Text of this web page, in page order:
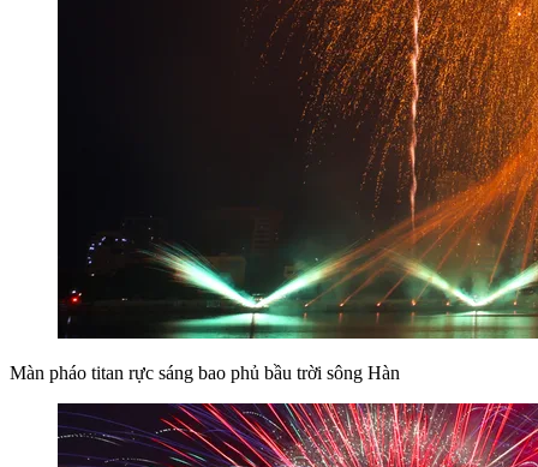
Màn pháo titan rực sáng bao phủ bầu trời sông Hàn